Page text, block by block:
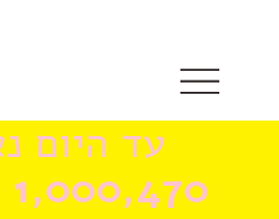
עד היום
1,000,470